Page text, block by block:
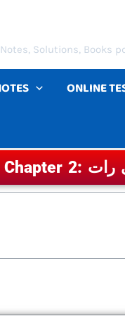
Solutions, Books
ONLINE